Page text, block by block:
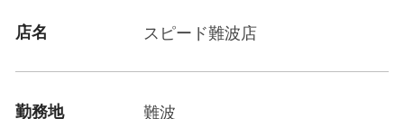
店名 スピード難波店
勤務地 難波